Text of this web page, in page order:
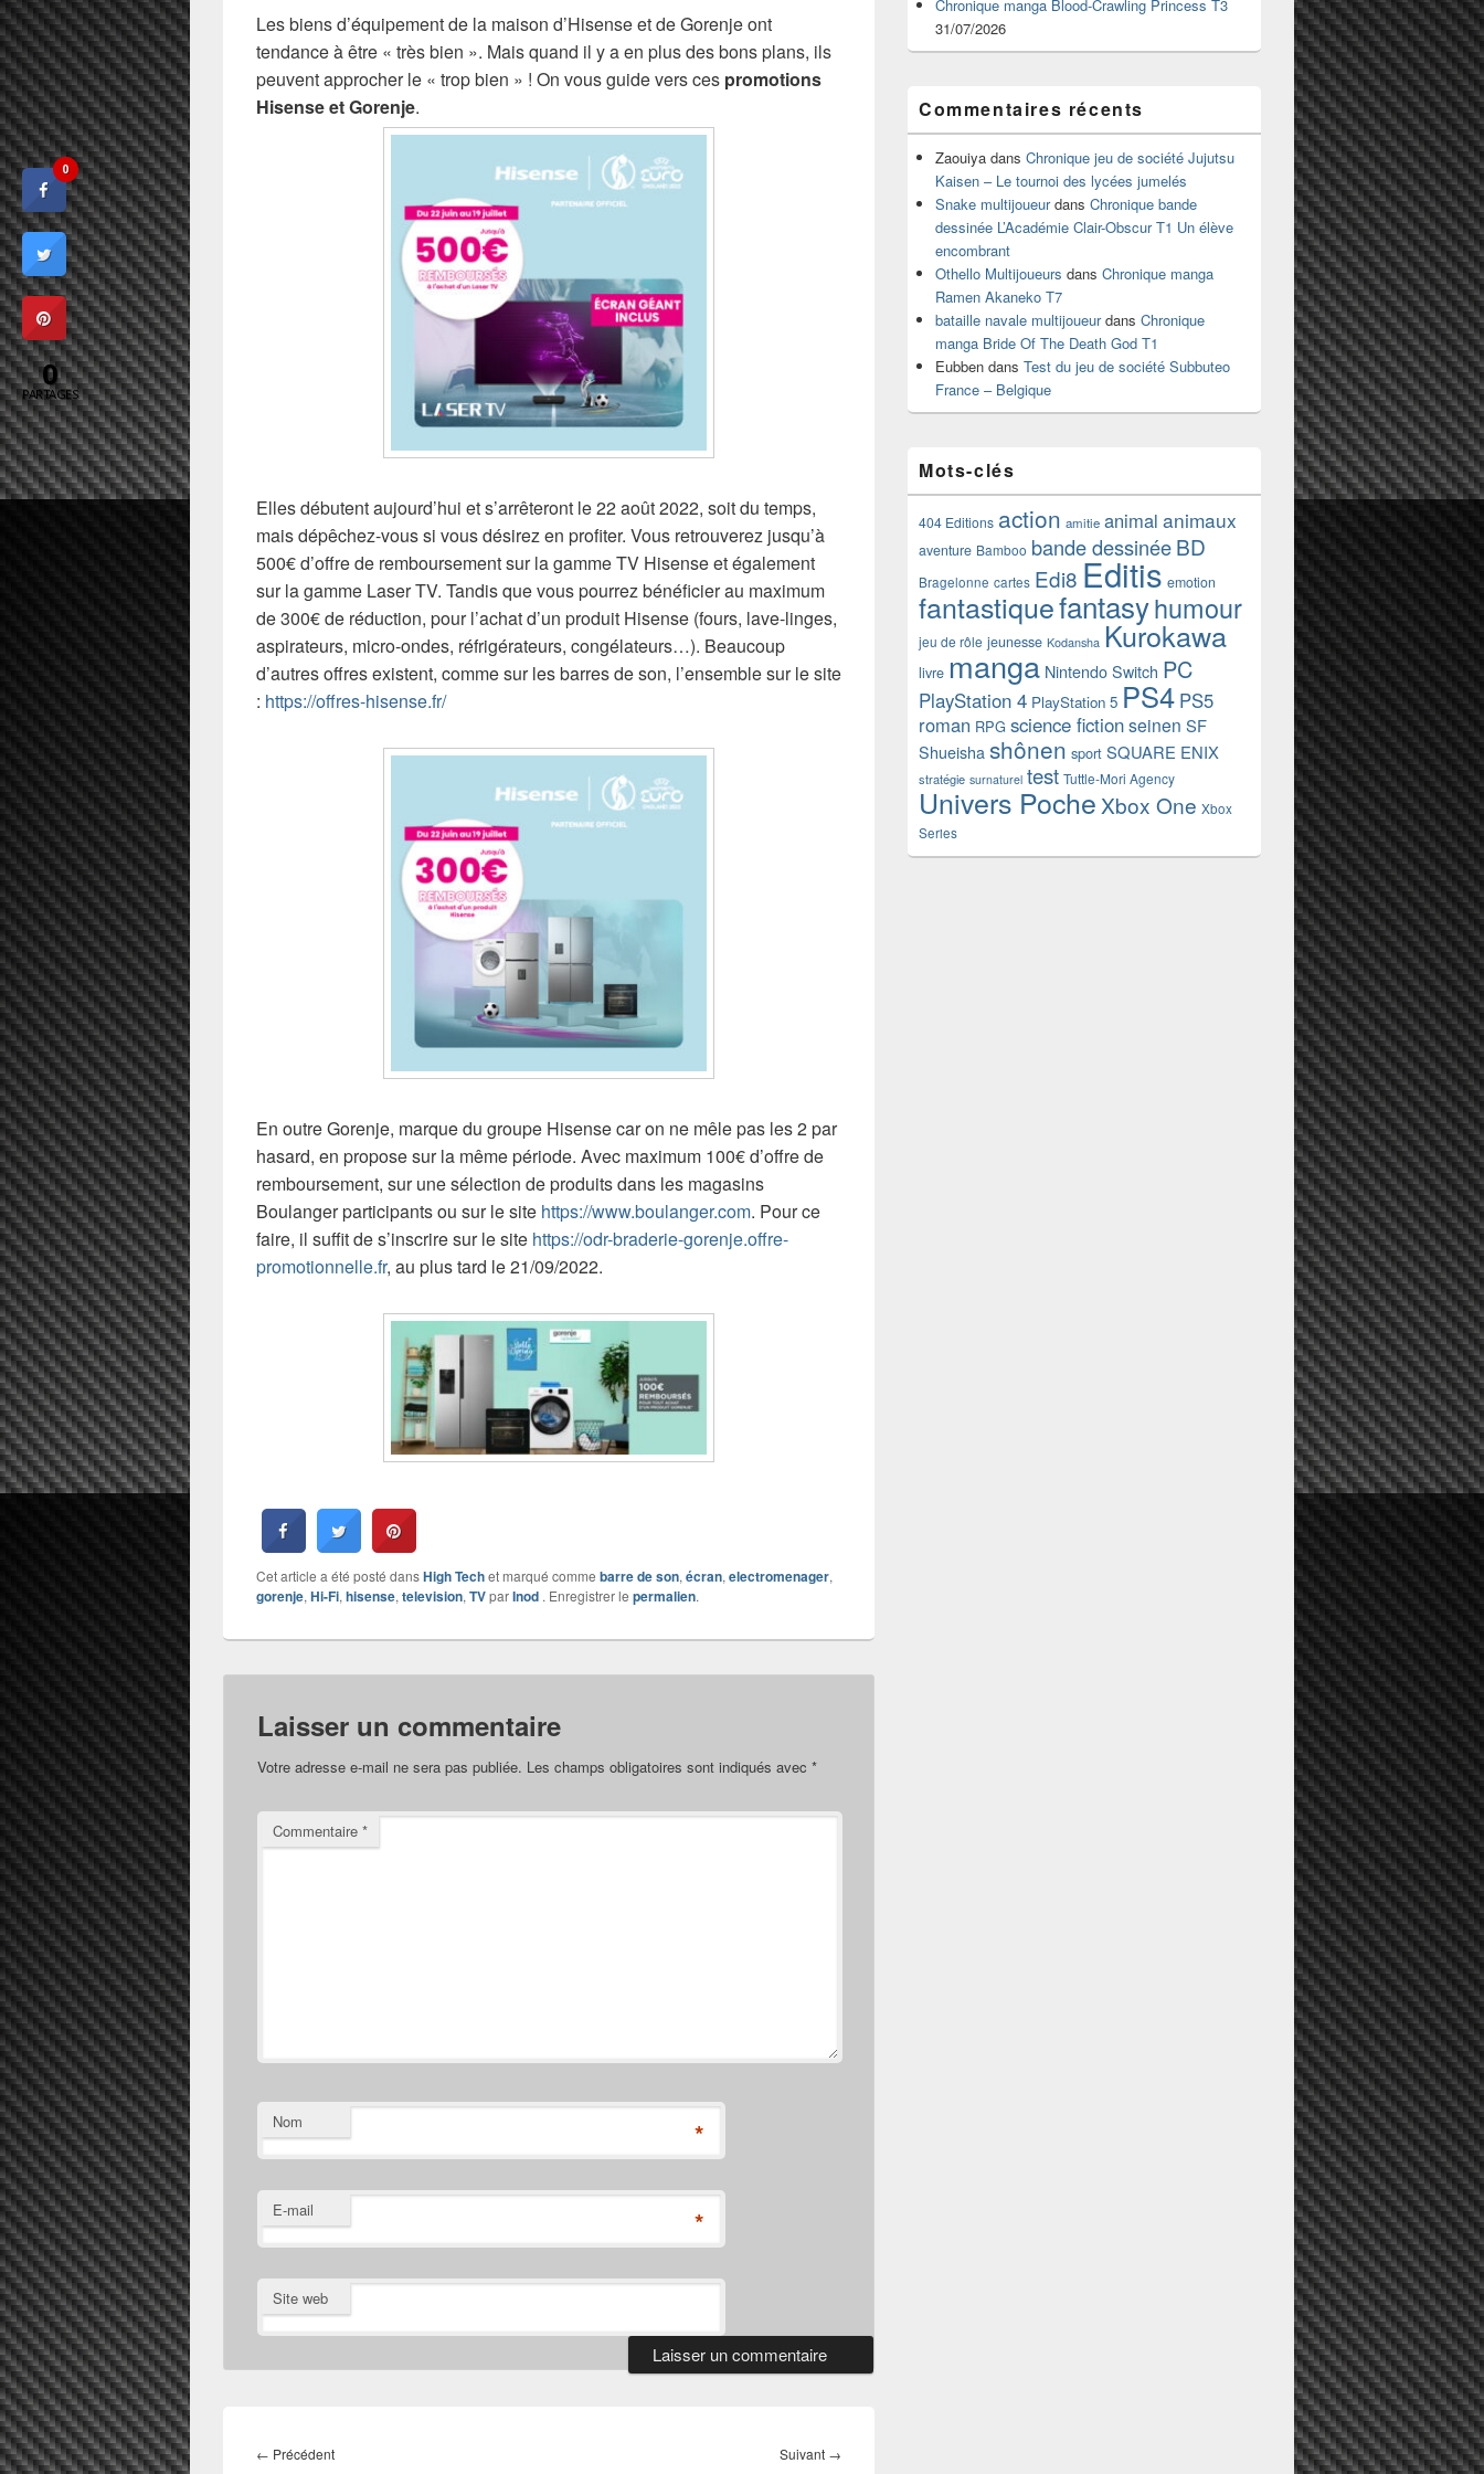
Les biens d’équipement de la maison d’Hisense et de Gorenje ont
tendance à être « très bien ». Mais quand il y a en plus des bons plans, ils
peuvent approcher le « trop bien » ! On vous guide vers ces promotions
Hisense et Gorenje.
Elles débutent aujourd’hui et s’arrêteront le 22 août 2022, soit du temps,
mais dépêchez-vous si vous désirez en profiter. Vous retrouverez jusqu’à
500€ d’offre de remboursement sur la gamme TV Hisense et également
sur la gamme Laser TV. Tandis que vous pourrez bénéficier au maximum
de 300€ de réduction, pour l’achat d’un produit Hisense (fours, lave-linges,
aspirateurs, micro-ondes, réfrigérateurs, congélateurs…). Beaucoup
d’autres offres existent, comme sur les barres de son, l’ensemble sur le site
: https://offres-hisense.fr/
En outre Gorenje, marque du groupe Hisense car on ne mêle pas les 2 par
hasard, en propose sur la même période. Avec maximum 100€ d’offre de
remboursement, sur une sélection de produits dans les magasins
Boulanger participants ou sur le site https://www.boulanger.com. Pour ce
faire, il suffit de s’inscrire sur le site https://odr-braderie-gorenje.offre-
promotionnelle.fr, au plus tard le 21/09/2022.
Cet article a été posté dansHigh Techet marqué comme barre de son,écran,electromenager,
gorenje,Hi-Fi,hisense,television,TVparInod . Enregistrer le permalien.
Laisser un commentaire
Votre adresse e-mail ne sera pas publiée. Les champs obligatoires sont indiqués avec *
Commentaire *
Nom *
E-mail *
Site web
de
← PrécédentArticle
Suivant →
Chronique manga Blood-Crawling Princess T3
31/07/2026
Commentaires récents
Zaouiya dans Chronique jeu de société Jujutsu
Kaisen – Le tournoi des lycées jumelés
Snake multijoueurdans Chronique bande
dessinée L’Académie Clair-Obscur T1 Un élève
encombrant
Othello Multijoueurs dans Chronique manga
Ramen Akaneko T7
bataille navale multijoueurdans Chronique
manga Bride Of The Death God T1
Eubben dans Test du jeu de société Subbuteo
France – Belgique
Mots-clés
404 Editions action amitie animal animaux
aventure Bamboo bande dessinéeBD
Bragelonne cartes Edi8 Editis emotion
fantastiquefantasyhumour
jeu de rôle jeunesse Kodansha Kurokawa
livre manga Nintendo Switch PC
PlayStation 4 PlayStation 5 PS4 PS5
roman RPG science fictionseinen SF
Shueisha shônen sport SQUARE ENIX
stratégie surnaturel test Tuttle-Mori Agency
Univers Poche Xbox One Xbox
Series
0
0
PARTAGES